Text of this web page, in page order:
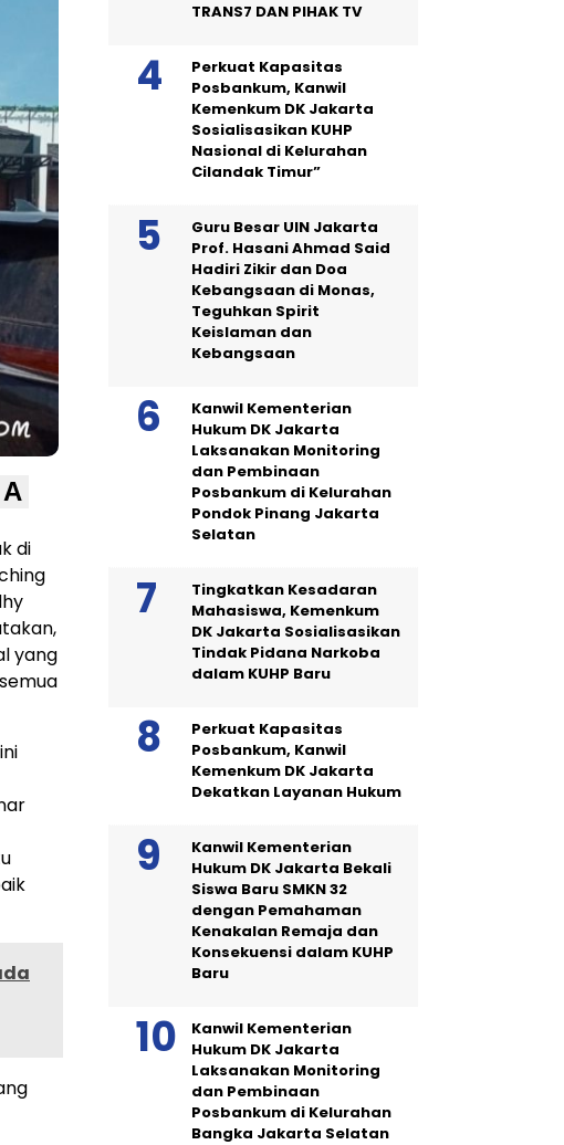
A
di
yang
TRANS7 DAN PIHAK TV
Perkuat Kapasitas
Posbankum, Kanwil
Kemenkum DK Jakarta
Sosialisasikan KUHP
Nasional di Kelurahan
Cilandak Timur”
Guru Besar UIN Jakarta
Prof. Hasani Ahmad Said
Hadiri Zikir dan Doa
Kebangsaan di Monas,
Teguhkan Spirit
Keislaman dan
Kebangsaan
Kanwil Kementerian
Hukum DK Jakarta
Laksanakan Monitoring
dan Pembinaan
Posbankum di Kelurahan
Pondok Pinang Jakarta
Selatan
Tingkatkan Kesadaran
Mahasiswa, Kemenkum
DK Jakarta Sosialisasikan
Tindak Pidana Narkoba
dalam KUHP Baru
Perkuat Kapasitas
Posbankum, Kanwil
Kemenkum DK Jakarta
Dekatkan Layanan Hukum
Kanwil Kementerian
Hukum DK Jakarta Bekali
Siswa Baru SMKN 32
dengan Pemahaman
Kenakalan Remaja dan
Konsekuensi dalam KUHP
Baru
Kanwil Kementerian
Hukum DK Jakarta
Laksanakan Monitoring
dan Pembinaan
Posbankum di Kelurahan
Bangka Jakarta Selatan